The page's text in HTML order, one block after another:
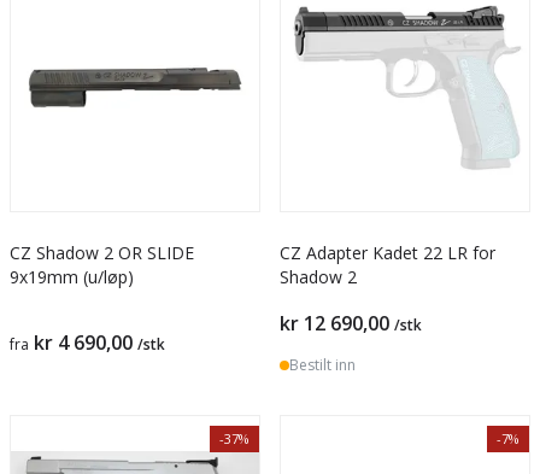
CZ Shadow 2 OR SLIDE
9x19mm (u/løp)
fra kr 4 690,00 /stk
CZ Adapter Kadet 22 LR for
Shadow 2
kr 12 690,00 /stk
Bestilt inn
-37% -7%